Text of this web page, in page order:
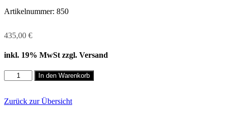
Artikelnummer: 850
435,00 €
inkl. 19% MwSt zzgl. Versand
Halsschmuck,
Silber
In den Warenkorb
Zurück zur Übersicht